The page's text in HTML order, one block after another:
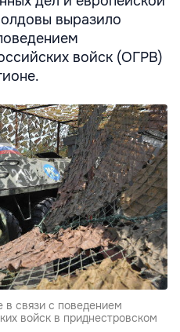
выразило
войск (ОГРВ)
связи с поведением
войск в приднестровском